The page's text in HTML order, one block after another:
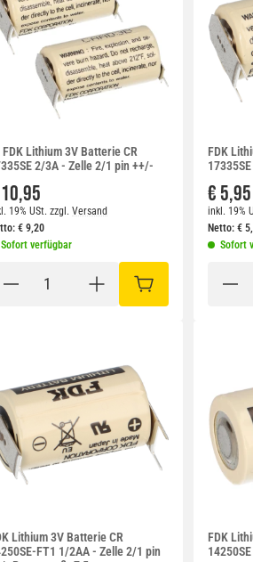
FDK Lithium 3V Batterie CR
2/3A - Zelle 2/1 pin ++/-
19% USt. zzgl. Versand
€ 9,20
Sofort verfügbar
IN DEN WARENKORB
FDK
€ 5,95
inkl. 19%
Netto: €
Sofort
Lithium 3V Batterie CR
FT1 1/2AA - Zelle 2/1 pin
FDK